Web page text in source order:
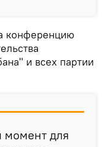
конференцию
и всех партии
момент для